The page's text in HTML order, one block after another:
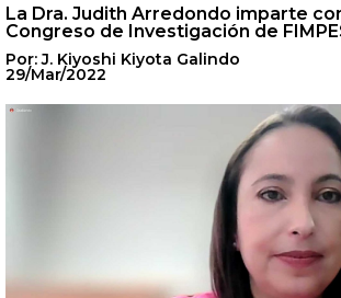
La Dra. Judith Arredondo imparte
Congreso de Investigación de
Por: J. Kiyoshi Kiyota Galindo
29/Mar/2022